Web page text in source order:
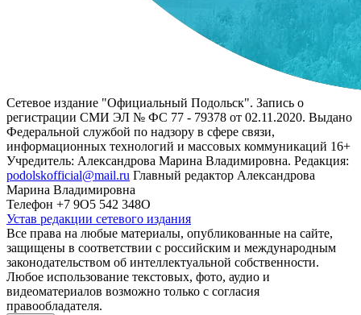
Сетевое издание "Официальный Подольск". Запись о
регистрации СМИ ЭЛ № ФС 77 - 79378 от 02.11.2020. Выдано
Федеральной службой по надзору в сфере связи,
информационных технологий и массовых коммуникаций 16+
Учредитель: Александрова Марина Владимировна. Редакция:
podolskofficial@mail.ru Главный редактор Александрова
Марина Владимировна
Телефон +7 9О5 542 348О
Устав редакции сетевого издания
Все права на любые материалы, опубликованные на сайте,
защищены в соответствии с российским и международным
законодательством об интеллектуальной собственности.
Любое использование текстовых, фото, аудио и
видеоматериалов возможно только с согласия
правообладателя.